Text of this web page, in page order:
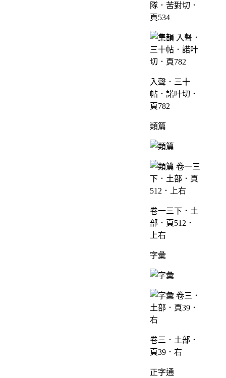
隊．苦對切．
頁534
入聲．三十
帖．諾叶切．
頁782
類篇
卷一三下．土
部．頁512．
上右
字彙
卷三．土部．
頁39．右
正字通